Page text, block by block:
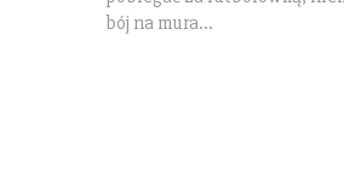
bój na mura...